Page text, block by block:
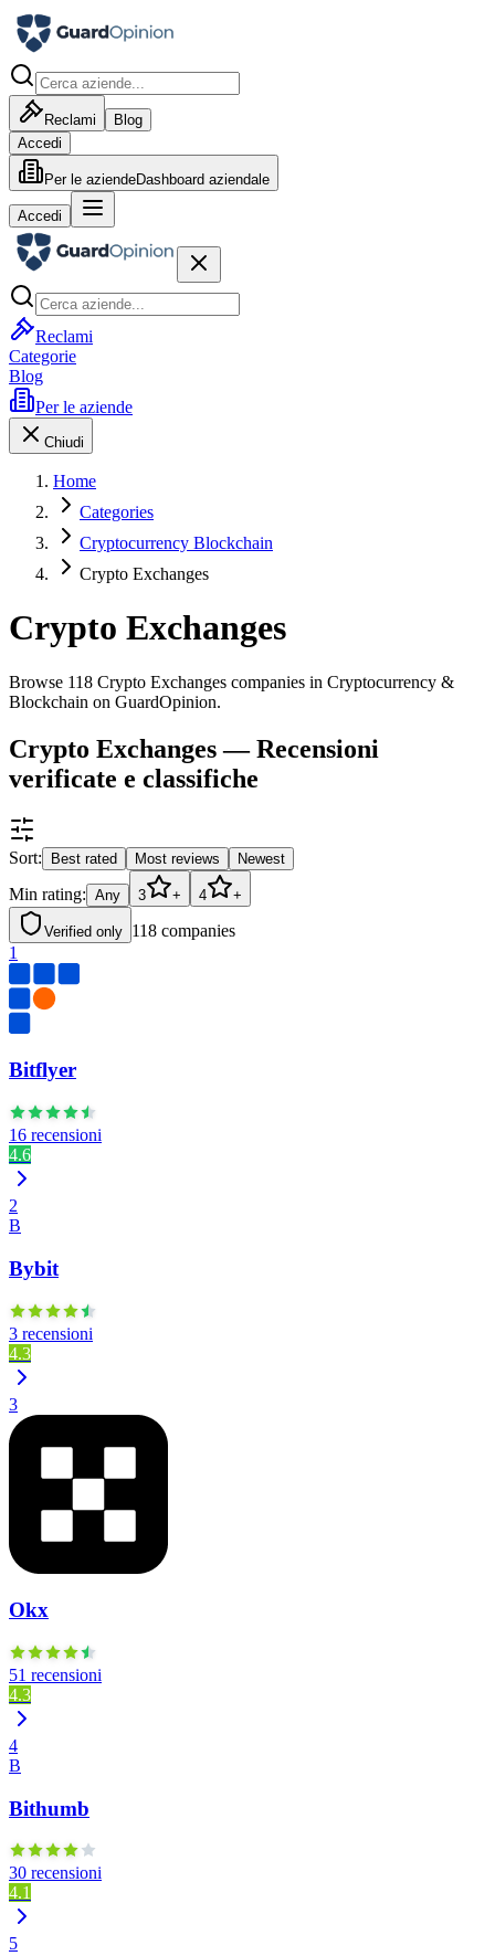
Reclami
Blog
Accedi
Per le aziendeDashboard aziendale
Accedi
Reclami
Categorie
Blog
Per le aziende
Chiudi
Home
Categories
Cryptocurrency Blockchain
Crypto Exchanges
Crypto Exchanges
Browse 118 Crypto Exchanges companies in Cryptocurrency &
Blockchain on GuardOpinion.
Crypto Exchanges — Recensioni
verificate e classifiche
Sort: Best rated Most reviews Newest
Min rating: Any 3 + 4 +
Verified only 118 companies
1
Bitflyer
16 recensioni
4.6
2
B
Bybit
3 recensioni
4.3
3
Okx
51 recensioni
4.3
4
B
Bithumb
30 recensioni
4.1
5